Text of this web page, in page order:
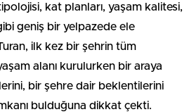
kat planları, yaşam kalitesi,
geniş bir yelpazede ele
ilk kez bir şehrin tüm
alanı kurulurken bir araya
bir şehre dair beklentilerini
bulduğuna dikkat çekti.